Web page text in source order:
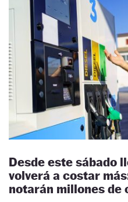
Desde este sábado
volverá a costar
notarán millones de